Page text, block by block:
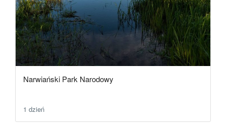
Narwiański Park Narodowy
1 dzień